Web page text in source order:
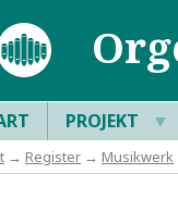
PROJEKT ▼
→ Register → Musikwerk